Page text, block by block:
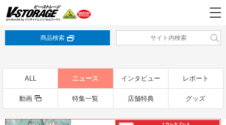
商品検索
ALL ニュース インタビュー レポート
動画 特集一覧 店舗特典 グッズ